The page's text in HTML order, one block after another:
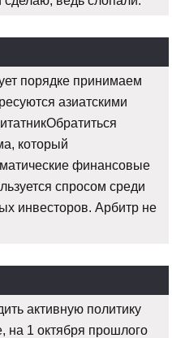
порядке принимаем
азиатскими
который
финансовые
спросом среди
инвесторов. Арбитр не
активную политику
на 1 октября прошлого